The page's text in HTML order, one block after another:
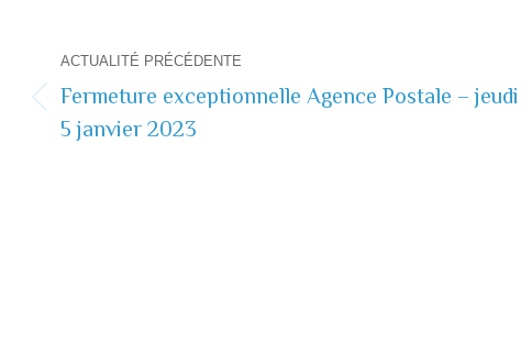
Navigation
de
commentaire
ACTUALITÉ PRÉCÉDENTE
précédente
Fermeture exceptionnelle Agence Postale – jeudi
5 janvier 2023